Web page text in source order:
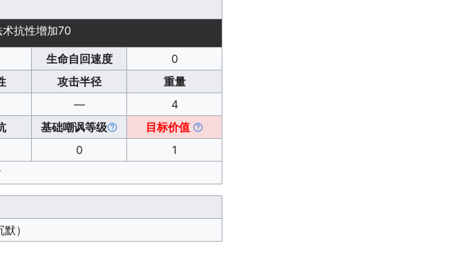
抗性增加70
生命自回速度
0
攻击半径
重量
—
4
基础嘲讽等级
目标价值
0
1
）